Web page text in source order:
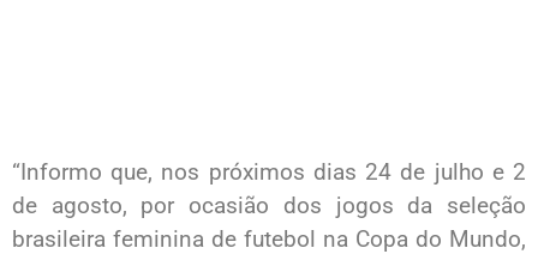
“Informo que, nos próximos dias 24 de julho e 2
de agosto, por ocasião dos jogos da seleção
brasileira feminina de futebol na Copa do Mundo,